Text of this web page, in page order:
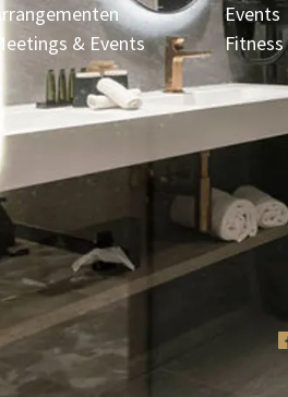
& Events
Events
Fitness